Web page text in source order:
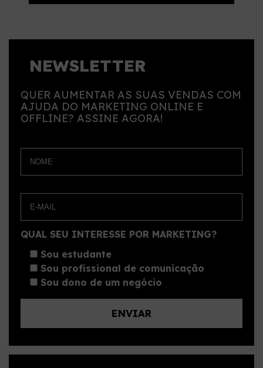
NEWSLETTER
QUER AUMENTAR AS SUAS VENDAS COM
AJUDA DO MARKETING ONLINE E
OFFLINE? ASSINE AGORA!
QUAL SEU INTERESSE POR MARKETING?
Sou estudante
Sou profissional de comunicação
Sou dono de um negócio